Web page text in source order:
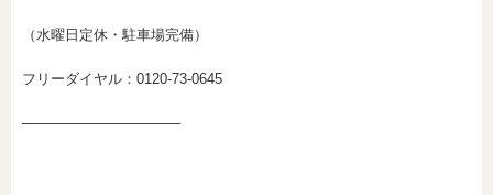
（水曜日定休・駐車場完備）
フリーダイヤル：0120-73-0645
────────────────